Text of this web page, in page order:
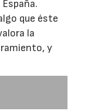
que éste
la
y